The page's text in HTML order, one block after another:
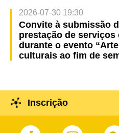
2026-07-30 19:30
Convite à submissão
prestação de serviços
durante o evento
culturais ao fim de
Inscrição